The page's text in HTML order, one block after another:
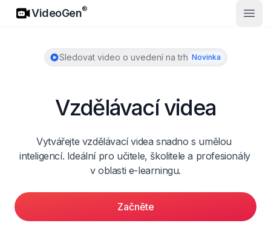
VideoGen
VideoGen®
Sledovat video o uvedení na trh Novinka
Vzdělávací videa
Vytvářejte vzdělávací videa snadno s umělou
inteligencí. Ideální pro učitele, školitele a profesionály
v oblasti e-learningu.
Začněte